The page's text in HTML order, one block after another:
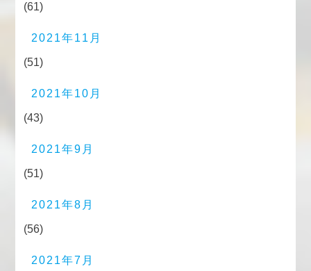
(61)
2021年11月
(51)
2021年10月
(43)
2021年9月
(51)
2021年8月
(56)
2021年7月